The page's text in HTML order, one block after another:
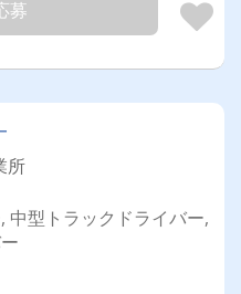
募
所
中型トラックドライバー,